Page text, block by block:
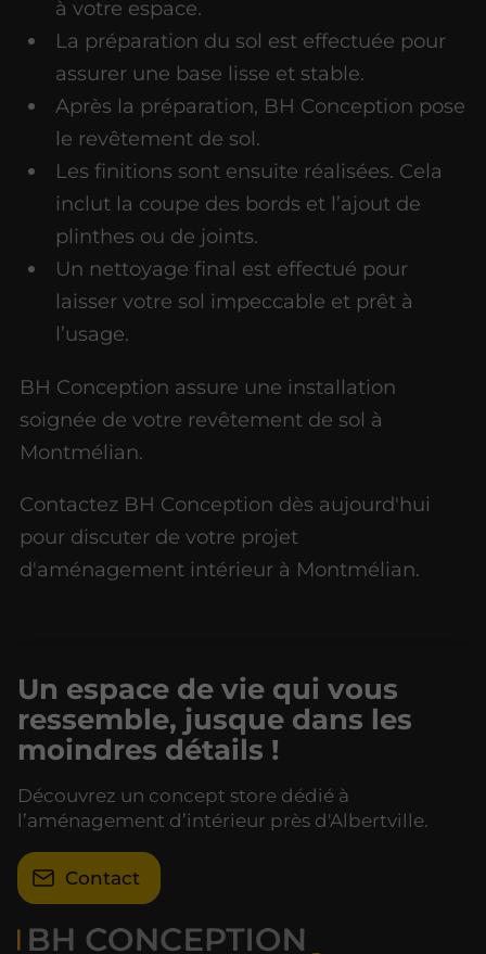
à votre espace.
La préparation du sol est effectuée pour
assurer une base lisse et stable.
Après la préparation, BH Conception pose
le revêtement de sol.
Les finitions sont ensuite réalisées. Cela
inclut la coupe des bords et l’ajout de
plinthes ou de joints.
Un nettoyage final est effectué pour
laisser votre sol impeccable et prêt à
l’usage.
BH Conception assure une installation
soignée de votre revêtement de sol à
Montmélian.
Contactez BH Conception dès aujourd'hui
pour discuter de votre projet
d'aménagement intérieur à Montmélian.
Un espace de vie qui vous
ressemble, jusque dans les
moindres détails !
Découvrez un concept store dédié à
l’aménagement d’intérieur près d'Albertville.
Contact